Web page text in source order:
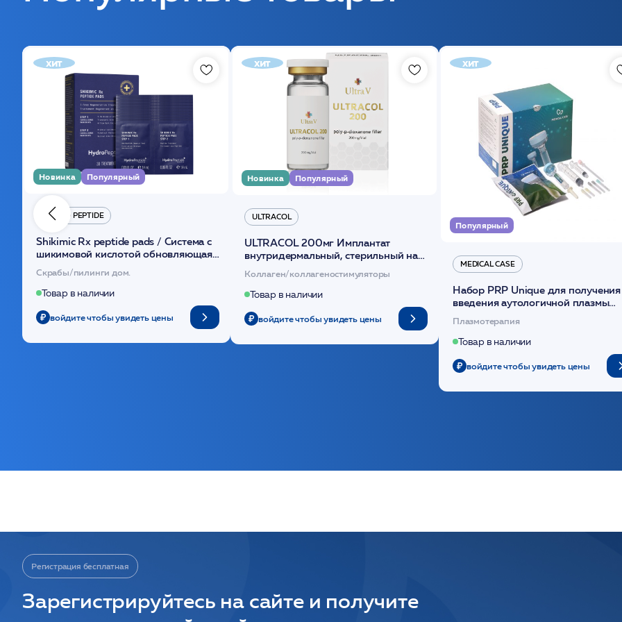
хит
Новинка Популярный
HYDRO PEPTIDE
Shikimic Rx peptide pads / Cистема с
шикимовой кислотой обновляющая
(30шт) /HP
Скрабы/пилинги дом.
Товар в наличии
войдите чтобы увидеть цены
хит
Новинка Популярный
ULTRACOL
ULTRACOL 200мг Имплантат
внутридермальный, стерильный на
основе полидиоксанона /ULTRACOL
Коллаген/коллагеностимуляторы
Товар в наличии
войдите чтобы увидеть цены
хит
Популярный
MEDICAL CASE
Набор PRP Unique для
введения аутологичной плазмы
(саше 1шт)/Medical Case
Плазмотерапия
Товар в наличии
войдите чтобы увидеть цены
Регистрация бесплатная
Зарегистрируйтесь на сайте и получите